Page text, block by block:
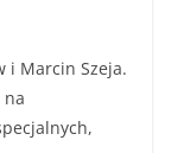
i Marcin Szeja.
na